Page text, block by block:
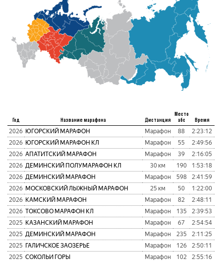
Год Название марафона Дистанция
Место
абс
Время
2026 ЮГОРСКИЙ МАРАФОН Марафон 88 2:23:12
2026 ЮГОРСКИЙ МАРАФОН КЛ Марафон 55 2:49:56
2026 АПАТИТСКИЙ МАРАФОН Марафон 39 2:16:05
2026 ДЕМИНСКИЙ ПОЛУМАРАФОН КЛ 30 км 190 1:53:18
2026 ДЕМИНСКИЙ МАРАФОН Марафон 598 2:41:59
2026 МОСКОВСКИЙ ЛЫЖНЫЙ МАРАФОН 25 км 50 1:22:00
2026 КАМСКИЙ МАРАФОН Марафон 82 2:48:11
2026 ТОКСОВО МАРАФОН КЛ Марафон 135 2:39:53
2025 КАЗАНСКИЙ МАРАФОН Марафон 67 2:54:54
2025 ДЕМИНСКИЙ МАРАФОН Марафон 235 2:11:25
2025 ГАЛИЧСКОЕ ЗАОЗЕРЬЕ Марафон 126 2:50:11
2025 СОКОЛЬИ ГОРЫ Марафон 102 2:55:16